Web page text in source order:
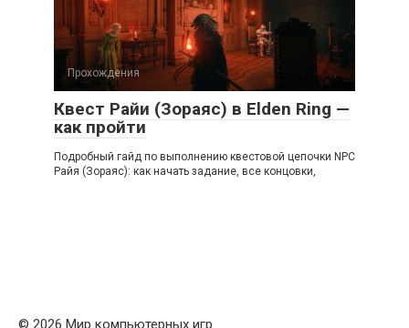
Прохождения
Квест Райи (Зораяс) в Elden Ring —
как пройти
Подробный гайд по выполнению квестовой цепочки NPC
Райя (Зораяс): как начать задание, все концовки,
© 2026 Мир компьютерных игр